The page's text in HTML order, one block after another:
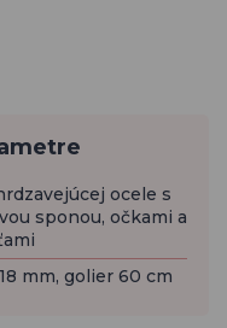
ocele s
sponou, očkami a
mm, golier 60 cm